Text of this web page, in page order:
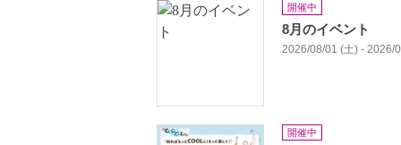
開催中
8月のイベント
2026/08/01 (土) - 2026/
開催中